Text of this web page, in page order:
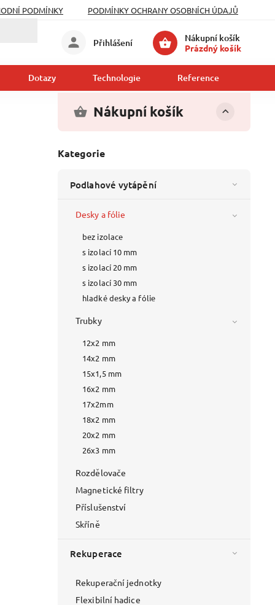
PODMÍNKY PODMÍNKY OCHRANY OSOBNÍCH ÚDAJŮ
Nákupní košík
Prázdný košík
Přihlášení
Dotazy Technologie Reference
Nákupní košík
Kategorie
Podlahové vytápění
Desky a fólie
bez izolace
s izolací 10 mm
s izolací 20 mm
s izolací 30 mm
hladké desky a fólie
Trubky
12x2 mm
14x2 mm
15x1,5 mm
16x2 mm
17x2mm
18x2 mm
20x2 mm
26x3 mm
Rozdělovače
Magnetické filtry
Příslušenství
Skříně
Rekuperace
Rekuperační jednotky
Flexibilní hadice